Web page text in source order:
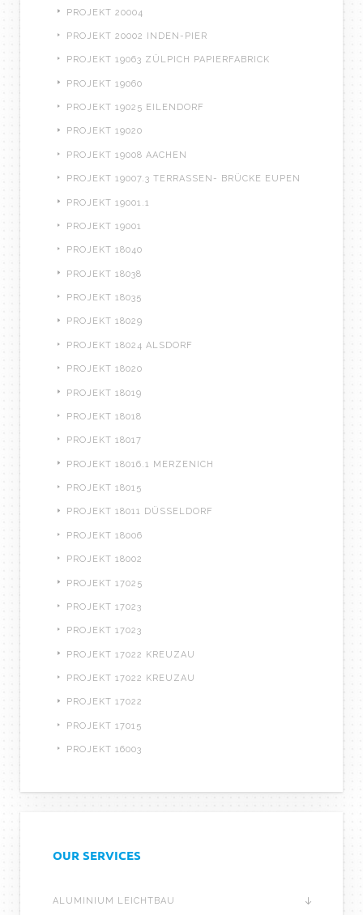
PROJEKT 20004
PROJEKT 20002 INDEN-PIER
PROJEKT 19063 ZÜLPICH PAPIERFABRICK
PROJEKT 19060
PROJEKT 19025 EILENDORF
PROJEKT 19020
PROJEKT 19008 AACHEN
PROJEKT 19007.3 TERRASSEN- BRÜCKE EUPEN
PROJEKT 19001.1
PROJEKT 19001
PROJEKT 18040
PROJEKT 18038
PROJEKT 18035
PROJEKT 18029
PROJEKT 18024 ALSDORF
PROJEKT 18020
PROJEKT 18019
PROJEKT 18018
PROJEKT 18017
PROJEKT 18016.1 MERZENICH
PROJEKT 18015
PROJEKT 18011 DÜSSELDORF
PROJEKT 18006
PROJEKT 18002
PROJEKT 17025
PROJEKT 17023
PROJEKT 17023
PROJEKT 17022 KREUZAU
PROJEKT 17022 KREUZAU
PROJEKT 17022
PROJEKT 17015
PROJEKT 16003
OUR SERVICES
ALUMINIUM LEICHTBAU